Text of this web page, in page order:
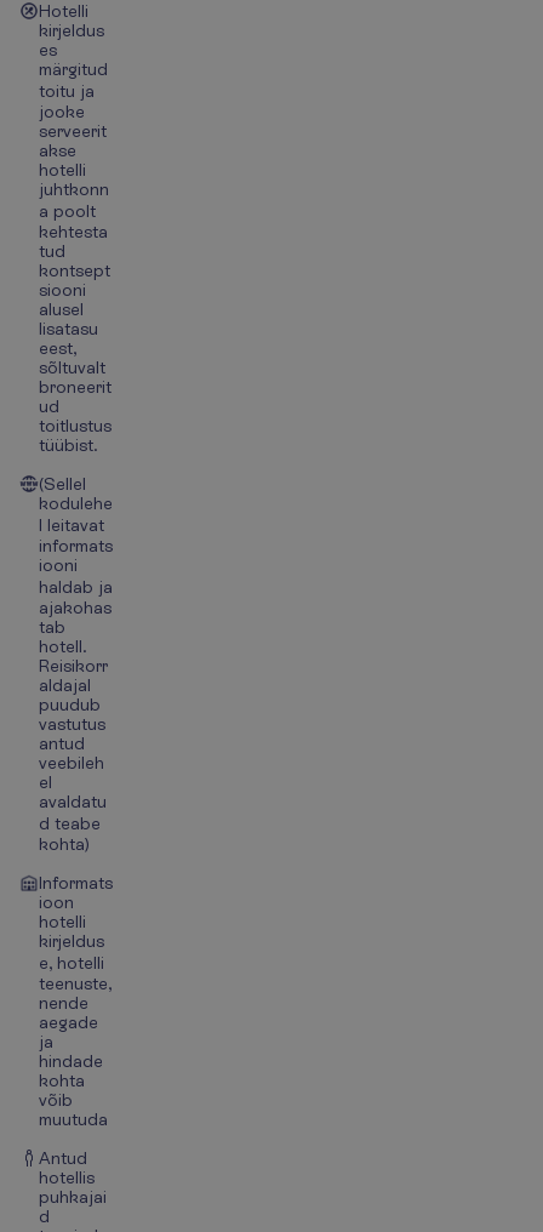
Hotelli
kirjeldus
es
märgitud
toitu ja
jooke
serveerit
akse
hotelli
juhtkonn
a poolt
kehtesta
tud
kontsept
siooni
alusel
lisatasu
eest,
sõltuvalt
broneerit
ud
toitlustus
tüübist.
(Sellel
kodulehe
l leitavat
informats
iooni
haldab ja
ajakohas
tab
hotell.
Reisikorr
aldajal
puudub
vastutus
antud
veebileh
el
avaldatu
d teabe
kohta)
Informats
ioon
hotelli
kirjeldus
e, hotelli
teenuste,
nende
aegade
ja
hindade
kohta
võib
muutuda
Antud
hotellis
puhkajai
d